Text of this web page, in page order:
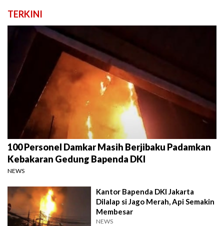
TERKINI
100 Personel Damkar Masih Berjibaku Padamkan
Kebakaran Gedung Bapenda DKI
NEWS
Kantor Bapenda DKI Jakarta
Dilalap si Jago Merah, Api Semakin
Membesar
NEWS